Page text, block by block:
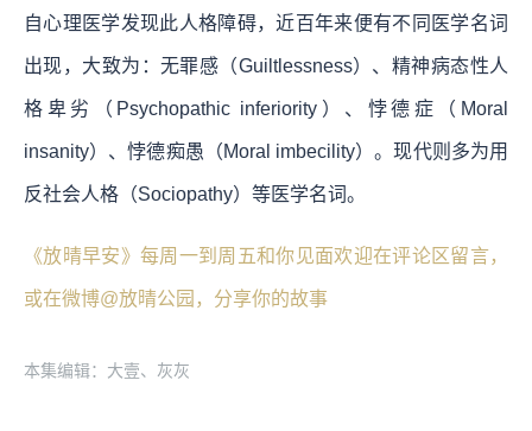
自心理医学发现此人格障碍，近百年来便有不同医学名词
出现，大致为：无罪感（Guiltlessness）、精神病态性人
格卑劣（Psychopathic inferiority）、悖德症（Moral
insanity）、悖德痴愚（Moral imbecility）。现代则多为用
反社会人格（Sociopathy）等医学名词。
《放晴早安》每周一到周五和你见面欢迎在评论区留言，
或在微博@放晴公园，分享你的故事
本集编辑：大壹、灰灰